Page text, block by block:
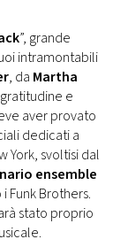
”, grande
intramontabili
, da Martha
e
aver provato
dedicati a
York, svoltisi dal
ensemble
Funk Brothers.
stato proprio